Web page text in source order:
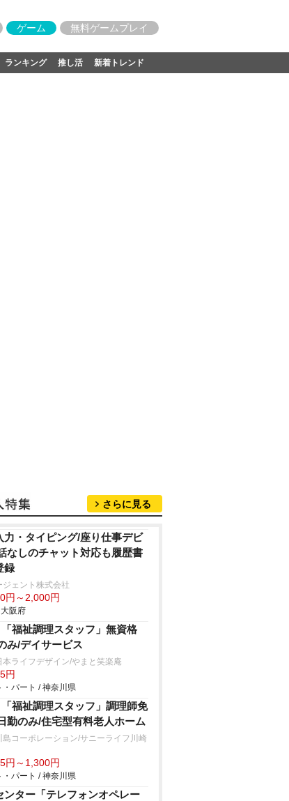
ゲーム 無料ゲームプレイ
ランキング 推し活 新着トレンド
さらに見る
力・タイピング/座り仕事デビ
なしのチャット対応も履歴書
録
ジェント株式会社
円～2,000円
阪府
「福祉調理スタッフ」無資格
み/デイサービス
本ライフデザイン/やまと笑楽庵
円
・パート / 神奈川県
「福祉調理スタッフ」調理師免
勤のみ/住宅型有料老人ホーム
島コーポレーション/サニーライフ川崎
円～1,300円
・パート / 神奈川県
ンター「テレフォンオペレー